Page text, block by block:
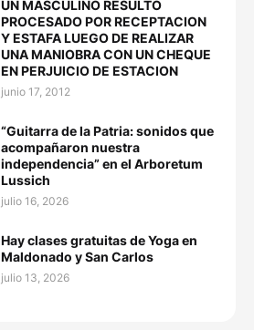
UN MASCULINO RESULTÓ
PROCESADO POR RECEPTACION
Y ESTAFA LUEGO DE REALIZAR
UNA MANIOBRA CON UN CHEQUE
EN PERJUICIO DE ESTACION
junio 17, 2012
“Guitarra de la Patria: sonidos que
acompañaron nuestra
independencia” en el Arboretum
Lussich
julio 16, 2026
Hay clases gratuitas de Yoga en
Maldonado y San Carlos
julio 13, 2026